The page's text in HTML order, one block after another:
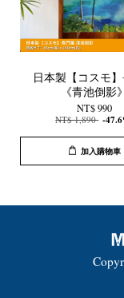
日本製【コスモ
《青池倒影》
NT$ 990
NT$ 1,890 -
加入購物車